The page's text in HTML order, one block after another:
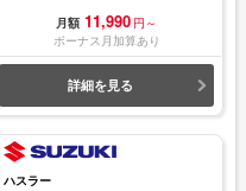
月額 11,990 円～
ボーナス月加算あり
詳細を見る
ハスラー